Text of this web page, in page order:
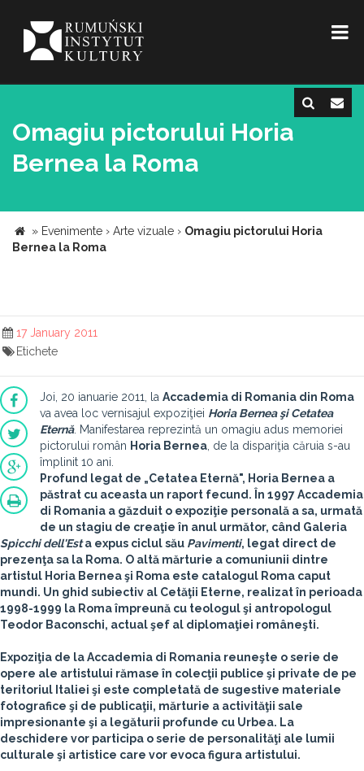
Omagiu pictorului Horia
Bernea la Roma
» Evenimente › Arte vizuale › Omagiu pictorului Horia
Bernea la Roma
17 January 2011
Etichete
Joi, 20 ianuarie 2011, la Accademia di Romania din Roma
va avea loc vernisajul expoziţiei Horia Bernea şi Cetatea
Eternă. Manifestarea reprezintă un omagiu adus memoriei
pictorului român Horia Bernea , de la dispariţia căruia s-au
împlinit 10 ani.
Profund legat de „Cetatea Eternă", Horia Bernea a
păstrat cu aceasta un raport fecund. În 1997 Accademia
di Romania a găzduit o expoziţie personală a sa, urmată
de un stagiu de creaţie în anul următor, când Galeria
Spicchi dell'Esta expus ciclul său Pavimenti, legat direct de
prezenţa sa la Roma. O altă mărturie a comuniunii dintre
artistul Horia Bernea şi Roma este catalogul Roma caput
mundi. Un ghid subiectiv al Cetăţii Eterne, realizat în perioada
1998-1999 la Roma împreună cu teologul şi antropologul
Teodor Baconschi, actual şef al diplomaţiei româneşti.
Expoziţia de la Accademia di Romania reuneşte o serie de
opere ale artistului rămase în colecţii publice şi private de pe
teritoriul Italiei şi este completată de sugestive materiale
fotografice şi de publicaţii, mărturie a activităţii sale
impresionante şi a legăturii profunde cu Urbea. La
deschidere vor participa o serie de personalităţi ale lumii
culturale şi artistice care vor evoca figura artistului.